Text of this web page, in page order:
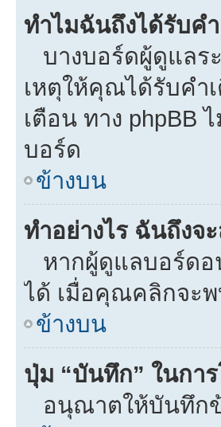
ทำไมฉันถึงได้รับค
บางบอร์ดผู้ดูแลร
เหตุให้คุณได้รับค
เตือน ทาง phpBB
บอร์ด
ข้างบน
ทำอย่างไร ฉันถึงจ
หากผู้ดูแลบอร์ดอ
ได้ เมื่อคุณคลิกจะ
ข้างบน
ปุ่ม “บันทึก” ในกา
อนุณาตให้บันทึกข้